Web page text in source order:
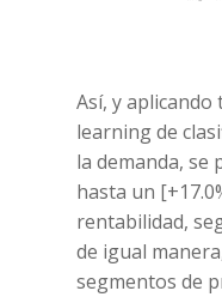
Así, y aplicando
learning de
la demanda, se
hasta un
rentabilidad,
de igual
segmentos de